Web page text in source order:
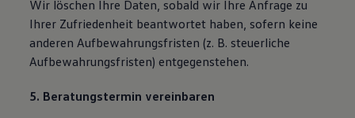
Wir löschen Ihre Daten, sobald wir Ihre Anfrage zu
Ihrer Zufriedenheit beantwortet haben, sofern keine
anderen Aufbewahrungsfristen (z. B. steuerliche
Aufbewahrungsfristen) entgegenstehen.
5. Beratungstermin vereinbaren